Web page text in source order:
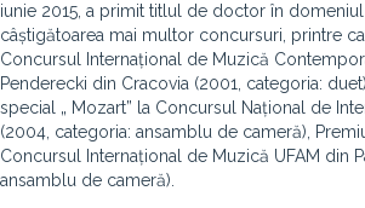
iunie 2015, a primit titlul de doctor în domeniul
câștigătoarea mai multor concursuri, printre
Concursul Internațional de Muzică
Penderecki din Cracovia (2001, categoria:
special „ Mozart” la Concursul Național de
(2004, categoria: ansamblu de cameră),
Concursul Internațional de Muzică UFAM din
ansamblu de cameră).